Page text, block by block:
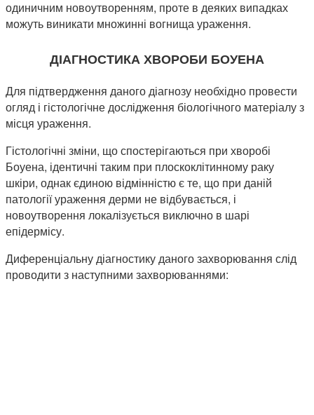
одиничним новоутворенням, проте в деяких випадках
можуть виникати множинні вогнища ураження.
ДІАГНОСТИКА ХВОРОБИ БОУЕНА
Для підтвердження даного діагнозу необхідно провести
огляд і гістологічне дослідження біологічного матеріалу з
місця ураження.
Гістологічні зміни, що спостерігаються при хворобі
Боуена, ідентичні таким при плоскоклітинному раку
шкіри, однак єдиною відмінністю є те, що при даній
патології ураження дерми не відбувається, і
новоутворення локалізується виключно в шарі
епідермісу.
Диференціальну діагностику даного захворювання слід
проводити з наступними захворюваннями: